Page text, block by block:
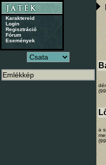
Karaktereid
Login
Regisztráció
Fórum
Események
a